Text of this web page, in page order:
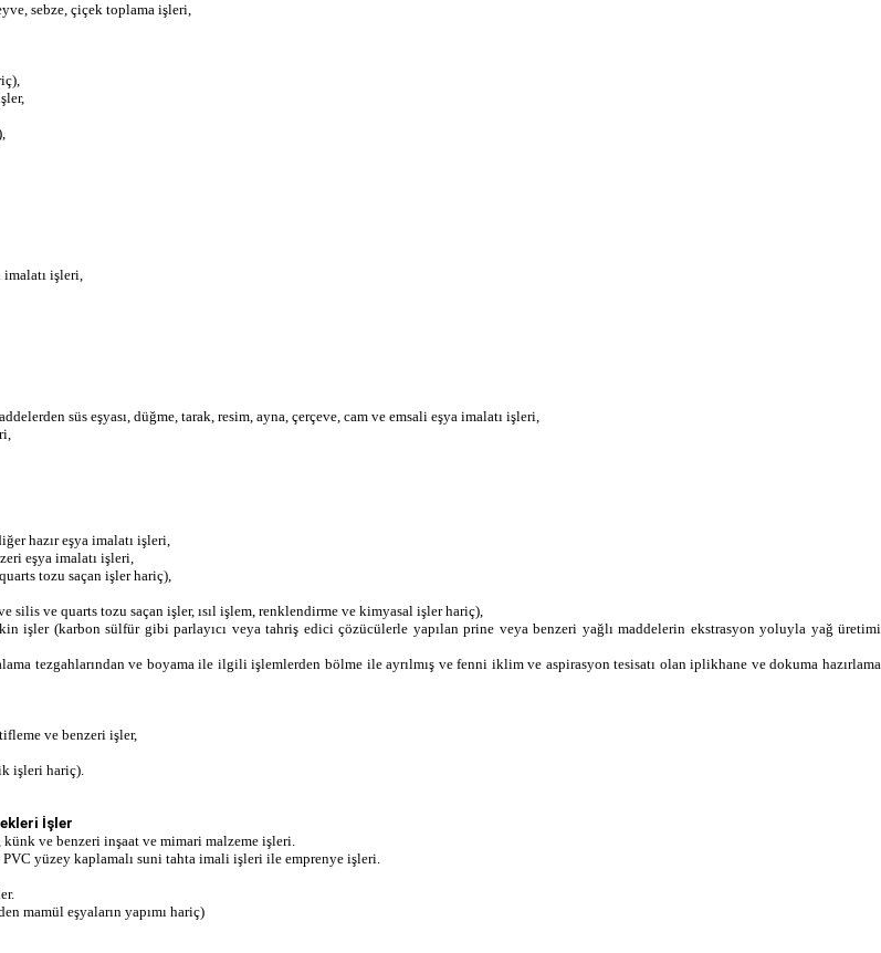
sebze, çiçek toplama işleri,
imalatı işleri,
süs eşyası, düğme, tarak, resim, ayna, çerçeve, cam ve emsali eşya imalatı işleri,
hazır eşya imalatı işleri,
eşya imalatı işleri,
tozu saçan işler hariç),
ve quarts tozu saçan işler, ısıl işlem, renklendirme ve kimyasal işler hariç),
işler (karbon sülfür gibi parlayıcı veya tahriş edici çözücülerle yapılan prine veya benzeri yağlı maddelerin ekstrasyon yoluyla yağ üretimi
tezgahlarından ve boyama ile ilgili işlemlerden bölme ile ayrılmış ve fenni iklim ve aspirasyon tesisatı olan iplikhane ve dokuma hazırlama
ve benzeri işler,
işleri hariç).
İşler
ve benzeri inşaat ve mimari malzeme işleri.
yüzey kaplamalı suni tahta imali işleri ile emprenye işleri.
mamül eşyaların yapımı hariç)